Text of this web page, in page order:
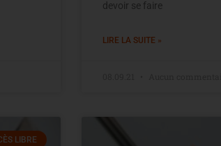
devoir se faire
LIRE LA SUITE »
LIBRE